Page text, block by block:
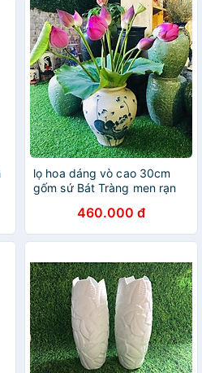
lọ hoa dáng vò cao 30cm
gốm sứ Bát Tràng men rạn
460.000 đ